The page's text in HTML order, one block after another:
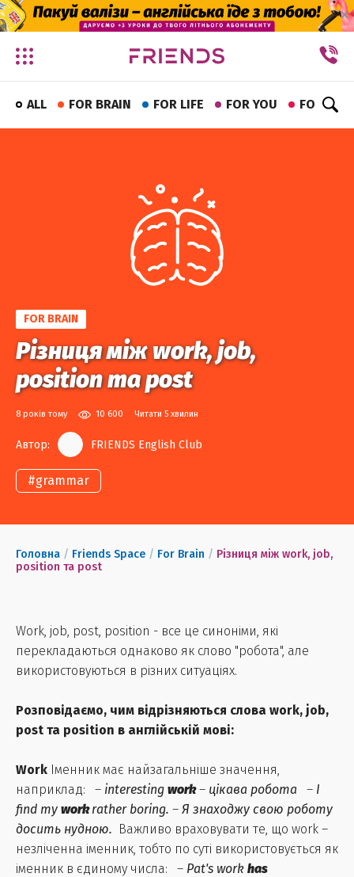
✕
ALL FOR BRAIN FOR LIFE FOR YOU FOR FUN
FOR BRAIN
Різниця між work, job,
position та post
8 років тому 10 600 Читати 5 хвилин
Автор: FRIENDS English Club
#grammar
Головна / Friends Space / For Brain / Різниця між work, job,
position та post
Work, job, post, position - все це синоніми, які
перекладаються однаково як слово "робота", але
використовуються в різних ситуаціях.
Розповідаємо, чим відрізняються слова work, job,
post та position в англійській мові:
Work Іменник має найзагальніше значення,
наприклад: – interesting work– цікава робота – I
find my workrather boring. – Я знаходжу свою роботу
досить нудною. Важливо враховувати те, що work –
незліченна іменник, тобто по суті використовується як
іменник в єдиному числа: – Pat's work has